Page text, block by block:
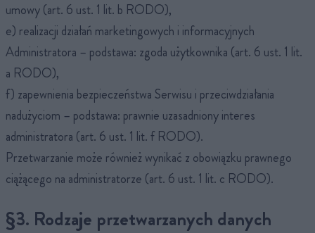
umowy (art. 6 ust. 1 lit. b RODO),
e) realizacji działań marketingowych i informacyjnych
Administratora – podstawa: zgoda użytkownika (art. 6 ust. 1 lit.
a RODO),
f) zapewnienia bezpieczeństwa Serwisu i przeciwdziałania
nadużyciom – podstawa: prawnie uzasadniony interes
administratora (art. 6 ust. 1 lit. f RODO).
Przetwarzanie może również wynikać z obowiązku prawnego
ciążącego na administratorze (art. 6 ust. 1 lit. c RODO).
§3. Rodzaje przetwarzanych danych